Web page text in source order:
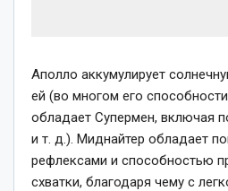
Аполло аккумулирует
ей (во многом его
обладает Супермен, включая
и т. д.). Миднайтер обладает
рефлексами и способностью
схватки, благодаря чему с